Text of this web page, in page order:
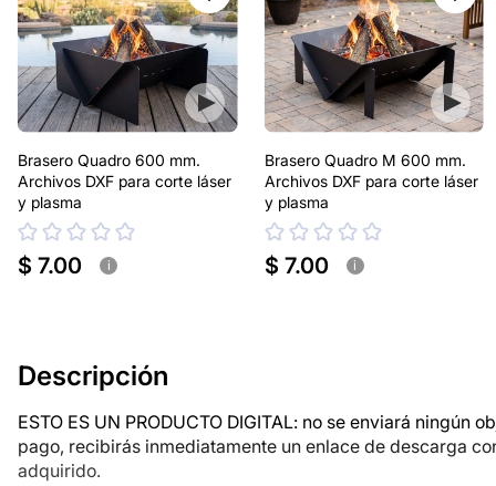
Brasero Quadro 600 mm.
Archivos DXF para corte láser
y plasma
$ 7.00 i
Brasero Quadro M 600 mm.
Archivos DXF para corte láser
y plasma
$ 7.00 i
Descripción
ESTO ES UN PRODUCTO DIGITAL: no se enviará ningún
pago, recibirás inmediatamente un enlace de descarga
adquirido.